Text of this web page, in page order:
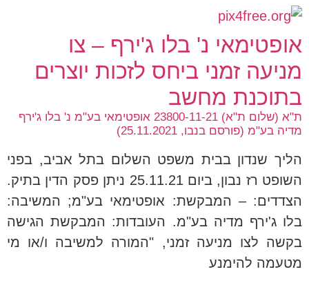
אופטימאי נ' בלו ג'ירף – צו
מניעה זמני ביחס לזכות יוצרים
בתוכנת מחשב
ת"א (שלום ת"א) 23800-11-21 אופטימאי בע"מ נ' בלו ג'ירף
מדיה בע"מ (פורסם בנבו, 25.11.2021)
הליך שנדון בבית משפט השלום בתל אביב, בפני
השופט רז נבון, ביום 25.11.21 ניתן פסק הדין בתיק.
הצדדים: – המבקשת: אופטימאי בע"מ; המשיבה:
בלו ג'ירף מדיה בע"מ. העובדות: המבקשת הגישה
בקשה לצו מניעה זמני, "המורה למשיבה ו/או מי
מטעמה להימנע